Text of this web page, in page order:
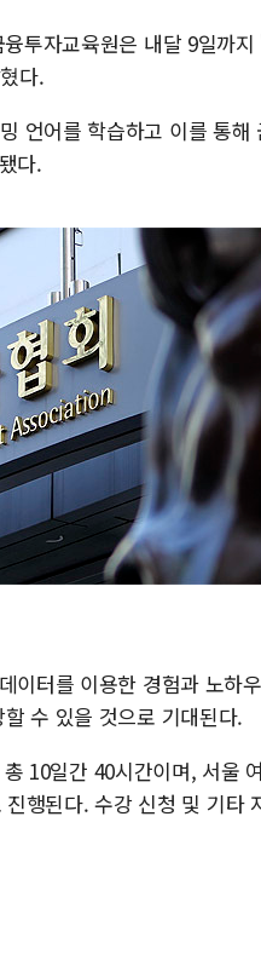
李 "해
트럼프
남동발
투자교육원은 내달 9일까
다.
언어를 학습하고 이를 통
다.
이터를 이용한 경험과 노하
수 있을 것으로 기대된다.
10일간 40시간이며, 서울
행된다. 수강 신청 및 기타